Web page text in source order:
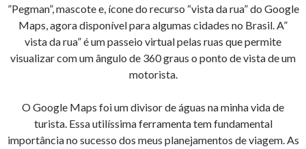
”Pegman”, mascote e, ícone do recurso “vista da rua” do Google
Maps, agora disponível para algumas cidades no Brasil. A”
vista da rua” é um passeio virtual pelas ruas que permite
visualizar com um ângulo de 360 graus o ponto de vista de um
motorista.
O Google Maps foi um divisor de águas na minha vida de
turista. Essa utilíssima ferramenta tem fundamental
importância no sucesso dos meus planejamentos de viagem. As